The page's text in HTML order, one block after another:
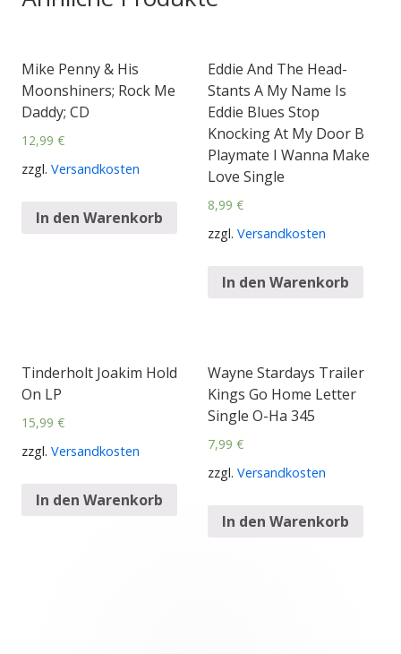
Mike Penny & His
Moonshiners; Rock Me
Daddy; CD
12,99 €
zzgl. Versandkosten
In den Warenkorb
Eddie And The Head-
Stants A My Name Is
Eddie Blues Stop
Knocking At My Door B
Playmate I Wanna Make
Love Single
8,99 €
zzgl. Versandkosten
In den Warenkorb
Tinderholt Joakim Hold
On LP
15,99 €
zzgl. Versandkosten
In den Warenkorb
Wayne Stardays Trailer
Kings Go Home Letter
Single O-Ha 345
7,99 €
zzgl. Versandkosten
In den Warenkorb